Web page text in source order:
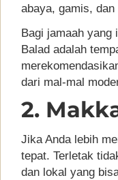
abaya, gamis,
Bagi jamaah yang
Balad adalah
dari mal-mal
2.
Jika Anda lebih
tepat. Terletak
dan lokal yang